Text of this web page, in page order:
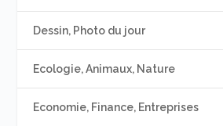
Dessin, Photo du jour
Ecologie, Animaux, Nature
Economie, Finance, Entreprises